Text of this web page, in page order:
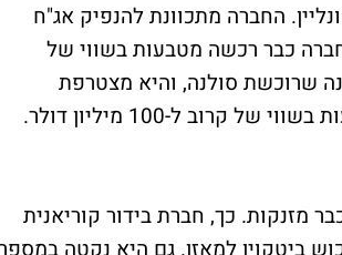
החברה מתכוונת להנפיק אג"ח
החברה כבר רכשה מטבעות בשווי של
שרוכשת סולנה, והיא מצטרפת
מזנקות. כך, חברת בידור קוריאנית